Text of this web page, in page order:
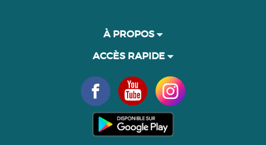
À PROPOS
ACCÈS RAPIDE